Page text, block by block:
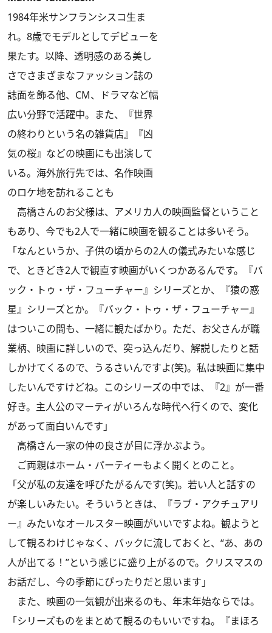
1984年米サンフランシスコ生ま
れ。8歳でモデルとしてデビューを
果たす。以降、透明感のある美し
さでさまざまなファッション誌の
誌面を飾る他、CM、ドラマなど幅
広い分野で活躍中。また、『世界
の終わりという名の雑貨店』『凶
気の桜』などの映画にも出演して
いる。海外旅行先では、名作映画
のロケ地を訪れることも
高橋さんのお父様は、アメリカ人の映画監督ということ
もあり、今でも2人で一緒に映画を観ることは多いそう。
「なんというか、子供の頃からの2人の儀式みたいな感じ
で、ときどき2人で観直す映画がいくつかあるんです。『バ
ック・トゥ・ザ・フューチャー』シリーズとか、『猿の惑
星』シリーズとか。『バック・トゥ・ザ・フューチャー』
はついこの間も、一緒に観たばかり。ただ、お父さんが職
業柄、映画に詳しいので、突っ込んだり、解説したりと話
しかけてくるので、うるさいんですよ(笑)。私は映画に集中
したいんですけどね。このシリーズの中では、『2』が一番
好き。主人公のマーティがいろんな時代へ行くので、変化
があって面白いんです」
高橋さん一家の仲の良さが目に浮かぶよう。
ご両親はホーム・パーティーもよく開くとのこと。
「父が私の友達を呼びたがるんです(笑)。若い人と話すの
が楽しいみたい。そういうときは、『ラブ・アクチュアリ
ー』みたいなオールスター映画がいいですよね。観ようと
して観るわけじゃなく、バックに流しておくと、“あ、あの
人が出てる！”という感じに盛り上がるので。クリスマスの
お話だし、今の季節にぴったりだと思います」
また、映画の一気観が出来るのも、年末年始ならでは。
「シリーズものをまとめて観るのもいいですね。『まほろ